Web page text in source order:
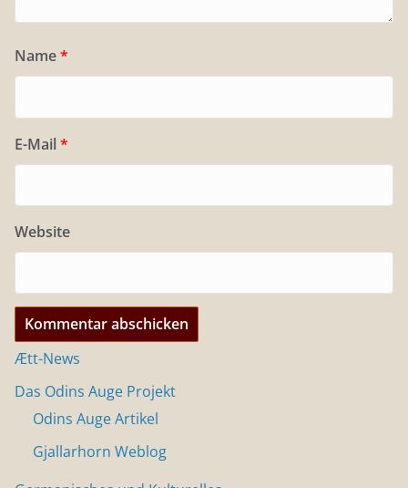
Name*
E-Mail *
Website
Ætt-News
Das Odins Auge Projekt
Odins Auge Artikel
Gjallarhorn Weblog